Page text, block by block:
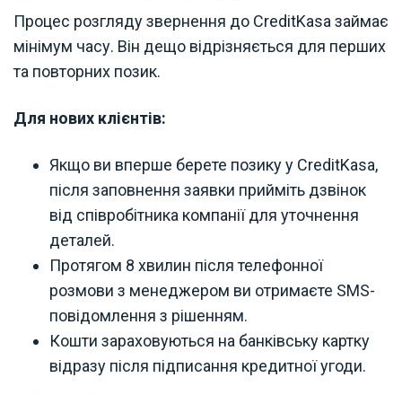
Процес розгляду звернення до CreditKasa займає
мінімум часу. Він дещо відрізняється для перших
та повторних позик.
Для нових клієнтів:
Якщо ви вперше берете позику у CreditKasa,
після заповнення заявки прийміть дзвінок
від співробітника компанії для уточнення
деталей.
Протягом 8 хвилин після телефонної
розмови з менеджером ви отримаєте SMS-
повідомлення з рішенням.
Кошти зараховуються на банківську картку
відразу після підписання кредитної угоди.